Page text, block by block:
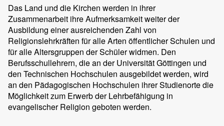
Das Land und die Kirchen werden in ihrer
Zusammenarbeit ihre Aufmerksamkeit weiter der
Ausbildung einer ausreichenden Zahl von
Religionslehrkräften für alle Arten öffentlicher Schulen und
für alle Altersgruppen der Schüler widmen. Den
Berufsschullehrern, die an der Universität Göttingen und
den Technischen Hochschulen ausgebildet werden, wird
an den Pädagogischen Hochschulen ihrer Studienorte die
Möglichkeit zum Erwerb der Lehrbefähigung in
evangelischer Religion geboten werden.